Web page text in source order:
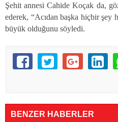
Şehit annesi Cahide Koçak da,
ederek, “Acıdan başka hiçbir şey
büyük olduğunu söyledi.
BENZER HABERLER